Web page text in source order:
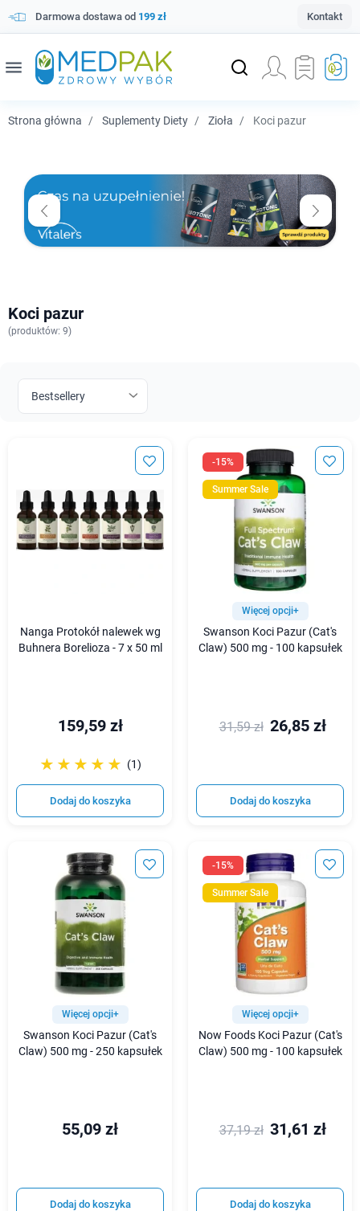
Darmowa dostawa od 199 zł Kontakt
menu
Strona główna Suplementy Diety Zioła Koci pazur
Koci pazur
(produktów: 9)
Nanga Protokół nalewek wg
Buhnera Borelioza - 7 x 50 ml
159,59 zł
☆☆☆☆☆
★★★★★ (1)
Dodaj do koszyka
-15%
Summer Sale
Więcej opcji+
Swanson Koci Pazur (Cat's
Claw) 500 mg - 100 kapsułek
31,59 zł 26,85 zł
Dodaj do koszyka
Więcej opcji+
Swanson Koci Pazur (Cat's
Claw) 500 mg - 250 kapsułek
55,09 zł
Dodaj do koszyka
-15%
Summer Sale
Więcej opcji+
Now Foods Koci Pazur (Cat's
Claw) 500 mg - 100 kapsułek
37,19 zł 31,61 zł
Dodaj do koszyka